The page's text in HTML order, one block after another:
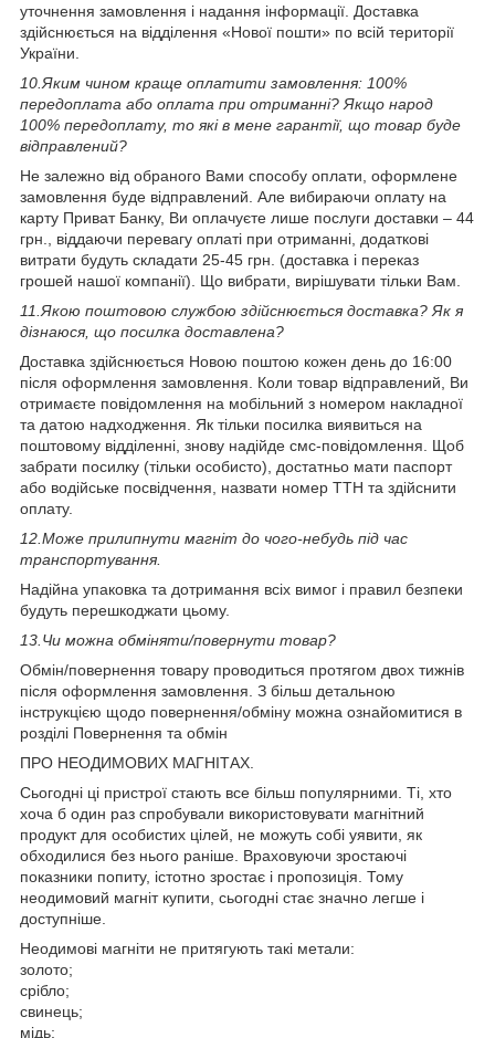
уточнення замовлення і надання інформації. Доставка
здійснюється на відділення «Нової пошти» по всій території
України.
10. Яким чином краще оплатити замовлення: 100%
передоплата або оплата при отриманні? Якщо народ
100% передоплату, то які в мене гарантії, що товар буде
відправлений?
Не залежно від обраного Вами способу оплати, оформлене
замовлення буде відправлений. Але вибираючи оплату на
карту Приват Банку, Ви оплачуєте лише послуги доставки – 44
грн., віддаючи перевагу оплаті при отриманні, додаткові
витрати будуть складати 25-45 грн. (доставка і переказ
грошей нашої компанії). Що вибрати, вирішувати тільки Вам.
11. Якою поштовою службою здійснюється доставка? Як я
дізнаюся, що посилка доставлена?
Доставка здійснюється Новою поштою кожен день до 16:00
після оформлення замовлення. Коли товар відправлений, Ви
отримаєте повідомлення на мобільний з номером накладної
та датою надходження. Як тільки посилка виявиться на
поштовому відділенні, знову надійде смс-повідомлення. Щоб
забрати посилку (тільки особисто), достатньо мати паспорт
або водійське посвідчення, назвати номер ТТН та здійснити
оплату.
12. Може прилипнути магніт до чого-небудь під час
транспортування.
Надійна упаковка та дотримання всіх вимог і правил безпеки
будуть перешкоджати цьому.
13. Чи можна обміняти/повернути товар?
Обмін/повернення товару проводиться протягом двох тижнів
після оформлення замовлення. З більш детальною
інструкцією щодо повернення/обміну можна ознайомитися в
розділі Повернення та обмін
ПРО НЕОДИМОВИХ МАГНІТАХ.
Сьогодні ці пристрої стають все більш популярними. Ті, хто
хоча б один раз спробували використовувати магнітний
продукт для особистих цілей, не можуть собі уявити, як
обходилися без нього раніше. Враховуючи зростаючі
показники попиту, істотно зростає і пропозиція. Тому
неодимовий магніт купити, сьогодні стає значно легше і
доступніше.
Неодимові магніти не притягують такі метали:
золото;
срібло;
свинець;
мідь;